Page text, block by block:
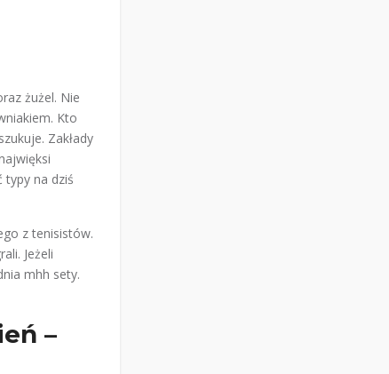
żużel. Nie
Kto
Zakłady
typy na dziś
z tenisistów.
Jeżeli
mhh sety.
–